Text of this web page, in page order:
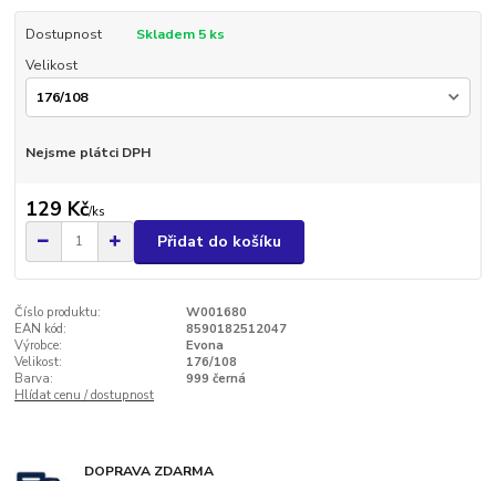
Dostupnost
Skladem 5 ks
Velikost
Nejsme plátci DPH
129 Kč/ks
Přidat do košíku
Číslo produktu:
W001680
EAN kód:
8590182512047
Výrobce:
Evona
Velikost:
176/108
Barva:
999 černá
Hlídat cenu / dostupnost
DOPRAVA ZDARMA